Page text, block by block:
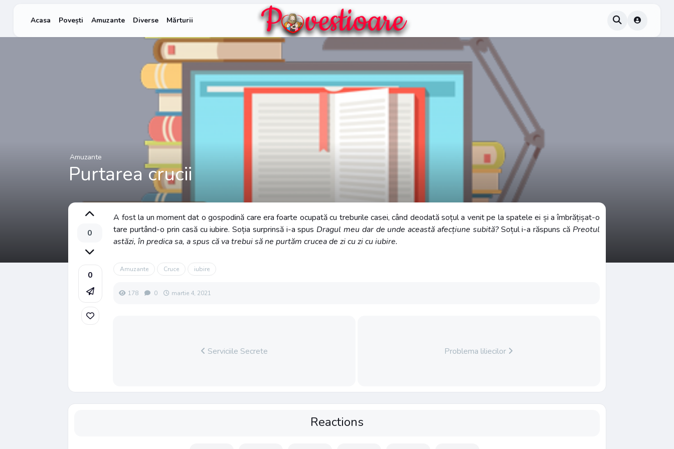
Acasa Povești Amuzante Diverse Mărturii
Amuzante
Purtarea crucii
0
0
A fost la un moment dat o gospodină care era foarte ocupată cu treburile casei, când deodată soțul a venit pe la spatele ei și a îmbrățișat-o
tare purtând-o prin casă cu iubire. Soția surprinsă i-a spus Dragul meu dar de unde această afecțiune subită?Soțul i-a răspuns că Preotul
astăzi, în predica sa, a spus că va trebui să ne purtăm crucea de zi cu zi cu iubire.
Amuzante Cruce iubire
178 0 martie 4, 2021
Serviciile Secrete Problema liliecilor
Reactions